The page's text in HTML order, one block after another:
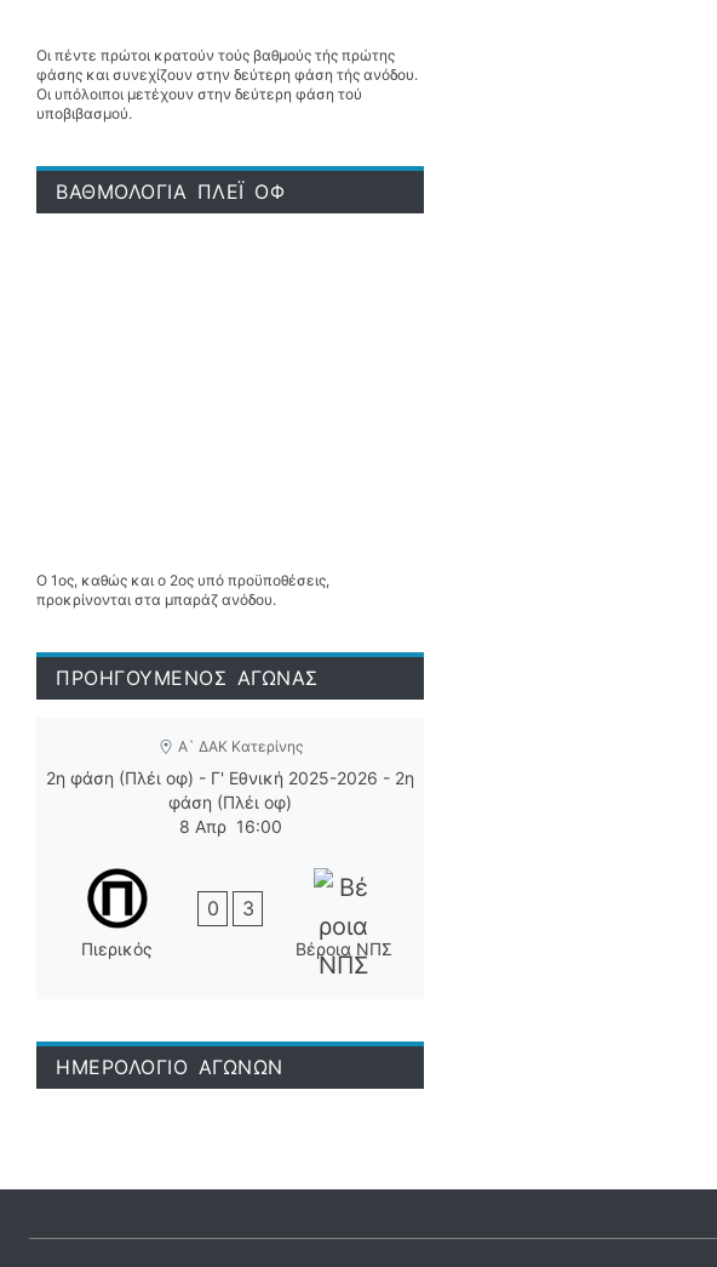
Οι πέντε πρώτοι κρατούν τούς βαθμούς τής πρώτης
φάσης και συνεχίζουν στην δεύτερη φάση τής ανόδου.
Οι υπόλοιποι μετέχουν στην δεύτερη φάση τού
υποβιβασμού.
ΒΑΘΜΟΛΟΓΙΑ ΠΛΕΪ ΟΦ
Ο 1ος, καθώς και ο 2ος υπό προϋποθέσεις,
προκρίνονται στα μπαράζ ανόδου.
ΠΡΟΗΓΟΥΜΕΝΟΣ ΑΓΩΝΑΣ
Α` ΔΑΚ Κατερίνης
2η φάση (Πλέι οφ) - Γ' Εθνική 2025-2026 - 2η
φάση (Πλέι οφ)
8 Απρ 16:00
Πιερικός
0 3
Βέροια ΝΠΣ
ΗΜΕΡΟΛΟΓΙΟ ΑΓΩΝΩΝ